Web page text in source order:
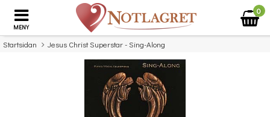
MENY
0
Startsidan Jesus Christ Superstar - Sing-Along
Missa inte detta...